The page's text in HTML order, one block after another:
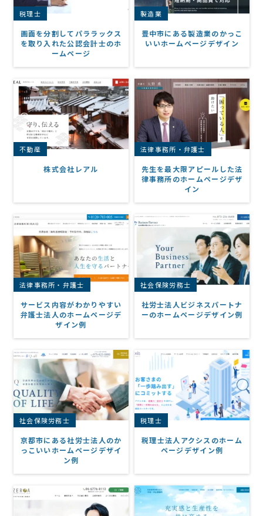
税理士
画面を分割してパララックス
を取り入れた公認会計士のホ
ームページ
製造業
豊中市にある製造業のかっこ
いいホームページデザイン
不動産
株式会社レアル
法律事務所・弁護士
先生を最大限アピールした法
律事務所のホームページデザ
イン
法律事務所・弁護士
サービス内容がわかりやすい
弁護士法人のホームページデ
ザイン例
社会保険労務士
社労士法人ビジネスパートナ
ーのホームページデザイン例
社会保険労務士
京都市にある社労士法人のか
っこいいホームページデザイ
ン例
税理士
税理士法人アクシスのホーム
ページデザイン例